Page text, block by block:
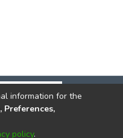
information for the
policy.